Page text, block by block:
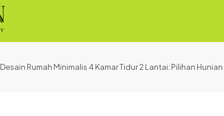
Desain Rumah Minimalis 4 Kamar Tidur 2 Lantai: Pilihan